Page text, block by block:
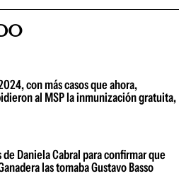
con más casos que ahora,
al MSP la inmunización gratuita,
Daniela Cabral para confirmar que
las tomaba Gustavo Basso